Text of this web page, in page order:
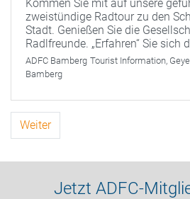
Kommen Sie mit auf unsere
zweistündige Radtour zu den
Stadt. Genießen Sie die
Radlfreunde. „Erfahren“ Sie sich
ADFC Bamberg Tourist Information,
Bamberg
Weiter
Jetzt ADFC-